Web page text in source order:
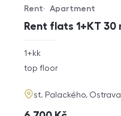
Rent flats 1+KT 30
Offer type
Rent
Property type
Apartment
rozměry
disposition
1+kk
funkce
top floor
adresa
st. Palackého, Ostrava